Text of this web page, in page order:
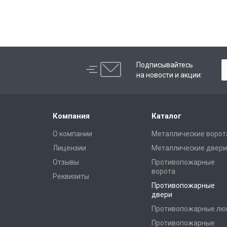
Подписывайтесь
на новости и акции:
Компания
О компании
Лицензии
Отзывы
Реквизиты
Каталог
Металлические
Металлические двери
Противопожарные
ворота
Противопожарные
двери
Противопожарные
Противопожарные